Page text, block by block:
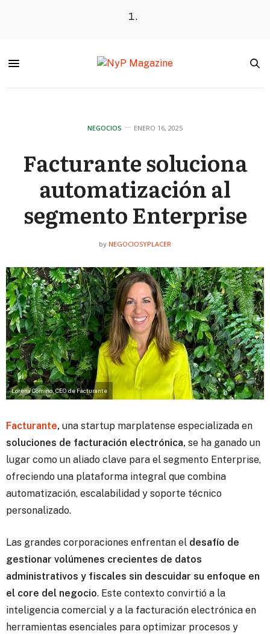
NEGOCIOS ENERO 16, 2025
Facturante soluciona
automatización al
segmento Enterprise
by NEGOCIOSYPLACER
Lorena Comino, CEO de Facturante
Facturante, una startup marplatense especializada en
soluciones de facturación electrónica, se ha ganado un
lugar como un aliado clave para el segmento Enterprise,
ofreciendo una plataforma integral que combina
automatización, escalabilidad y soporte técnico
personalizado.
Las grandes corporaciones enfrentan el desafío de
gestionar volúmenes crecientes de datos
administrativos y fiscales sin descuidar su enfoque en
el core del negocio. Este contexto convirtió a la
inteligencia comercial y a la facturación electrónica en
herramientas esenciales para optimizar procesos y